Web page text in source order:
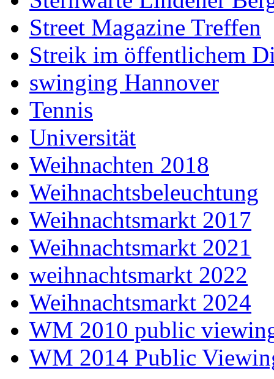
Street Magazine Treffen
Streik im öffentlichem
swinging Hannover
Tennis
Universität
Weihnachten 2018
Weihnachtsbeleuchtung
Weihnachtsmarkt 2017
Weihnachtsmarkt 2021
weihnachtsmarkt 2022
Weihnachtsmarkt 2024
WM 2010 public
WM 2014 Public